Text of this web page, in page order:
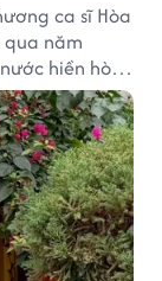
ca sĩ Hòa
qua năm
hiền hòa
phá.